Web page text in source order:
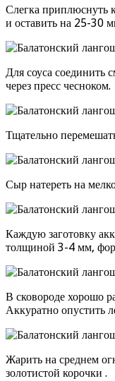
Слегка приплюснуть
и оставить на 25-30
Для соуса
через пресс чесноком.
Тщательно
Сыр натереть на
Каждую заготовку
толщиной 3-4 мм,
В сковороде хорошо
Аккуратно опустить
Жарить на среднем
золотистой корочки .